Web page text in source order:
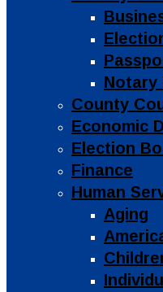
Notary
County
Economic
Election
Finance
Human
Aging